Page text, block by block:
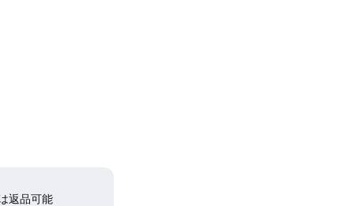
返品可能